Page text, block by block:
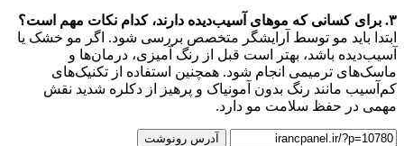
۳. برای کسانی که موهای آسیب‌دیده دارند، کدام نکات مهم است؟
ابتدا باید مو توسط آرایشگر متخصص بررسی شود. اگر مو خشک یا
آسیب‌دیده باشد، بهتر است قبل از رنگ آمیزی، درمان‌ها و
ماسک‌های ترمیمی انجام شود. همچنین استفاده از تکنیک‌های
کم‌آسیب مانند رنگ بدون آمونیاک و پرهیز از دکلره شدید نقش
مهمی در حفظ سلامت مو دارد.
آدرس رونوشت